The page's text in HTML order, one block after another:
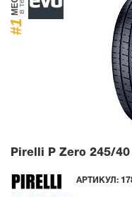
#1
Pirelli P Zero 245/40
АРТИКУЛ: